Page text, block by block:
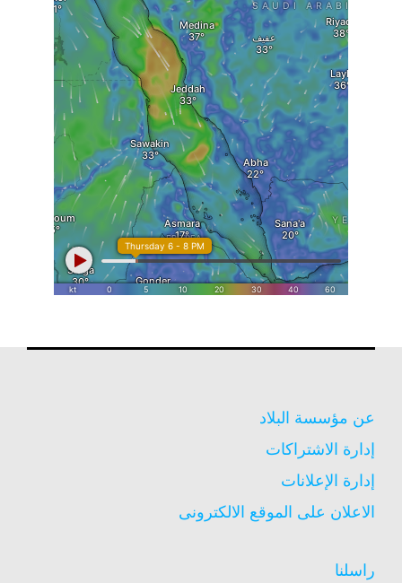
عن مؤسسة البلاد
إدارة الاشتراكات
إدارة الإعلانات
الاعلان على الموقع الالكترونى
راسلنا